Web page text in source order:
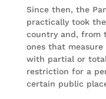
Since then, the
practically took
country and, from
ones that
with partial or
restriction for a
certain public